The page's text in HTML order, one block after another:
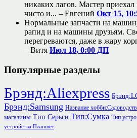
никаких лагов. Мастер приехал
чисто и... – Евгений Окт 15,
Нормальные запчасти на
рапид и на машины друзьям.
перегреваются, даже в жару
– Витя Июл 18, 0:00 ДП
Популярные разделы
Брэнд:Aliexpress
Брэнд:Samsung Название
магазины Тип:Серьги Тип:Сумка Тип
устройства:Планшет